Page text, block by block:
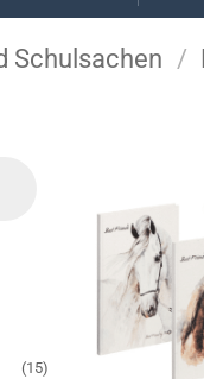
Schulsachen /
(15)